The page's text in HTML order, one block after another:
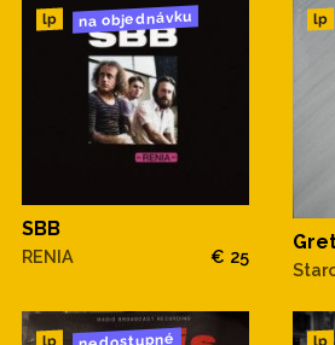
lp na objednávku
SBB
RENIA € 25
lp